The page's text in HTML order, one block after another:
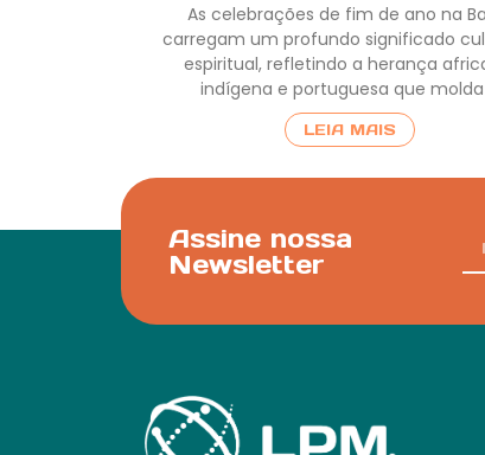
As celebrações de fim de ano na
carregam um profundo significado
espiritual, refletindo a herança
indígena e portuguesa que
LEIA MAIS
Assine nossa
Newsletter